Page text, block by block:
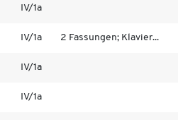
IV/1a
IV/1a 2 Fassungen; Klavier...
IV/1a
IV/1a